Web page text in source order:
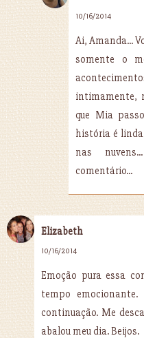
10/16/2014
Ai, Amanda...
somente o
intimamente,
que Mia
história é
nas
comentário...
Elizabeth
10/16/2014
Emoção pura essa
tempo
continuação. Me
abalou meu dia. Beijos.